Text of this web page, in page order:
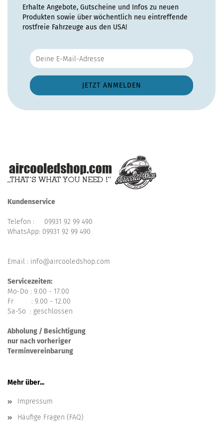
Erhalte Angebote, Gutscheine und Infos zu neuen
Produkten sowie über wöchentlich neu eintreffende
rostfreie Fahrzeuge aus den USA!
Kundenservice
Telefon : 09931 92 99 490
WhatsApp: 09931 92 99 490
Email : info@aircooledshop.com
Servicezeiten:
Mo-Do : 9.00 - 17.00
Fr : 9.00 - 12.00
Sa-So : geschlossen
Abholung / Besichtigung
nur nach vorheriger
Terminvereinbarung
Mehr über...
Impressum
Häufige Fragen (FAQ)